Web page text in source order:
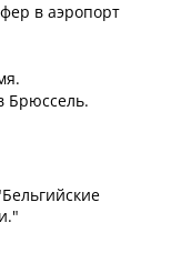
в аэропорт
Брюссель.